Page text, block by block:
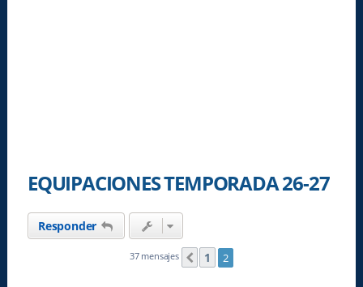
EQUIPACIONES TEMPORADA 26-27
Responder
37 mensajes Anterior
1 2